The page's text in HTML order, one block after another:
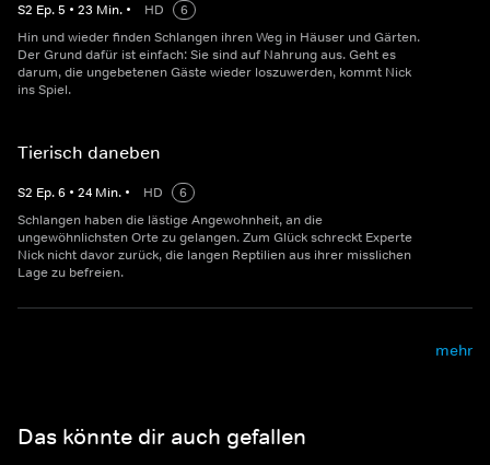
S2 Ep.5 • 23 Min. • HD
6
Hin und wieder finden Schlangen ihren Weg in Häuser und Gärten.
Der Grund dafür ist einfach: Sie sind auf Nahrung aus. Geht es
darum, die ungebetenen Gäste wieder loszuwerden, kommt Nick
ins Spiel.
Tierisch daneben
S2 Ep.6 • 24 Min. • HD
6
Schlangen haben die lästige Angewohnheit, an die
ungewöhnlichsten Orte zu gelangen. Zum Glück schreckt Experte
Nick nicht davor zurück, die langen Reptilien aus ihrer misslichen
Lage zu befreien.
mehr
Das könnte dir auch gefallen